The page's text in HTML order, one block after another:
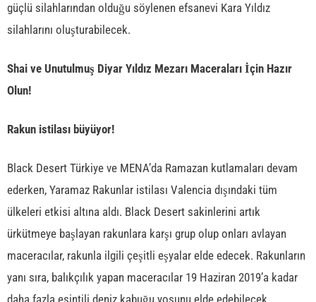
güçlü silahlarından olduğu söylenen efsanevi Kara Yıldız
silahlarını oluşturabilecek.
Shai ve Unutulmuş Diyar Yıldız Mezarı Maceraları İçin Hazır
Olun!
Rakun istilası büyüyor!
Black Desert Türkiye ve MENA’da Ramazan kutlamaları devam
ederken, Yaramaz Rakunlar istilası Valencia dışındaki tüm
ülkeleri etkisi altına aldı. Black Desert sakinlerini artık
ürkütmeye başlayan rakunlara karşı grup olup onları avlayan
maceracılar, rakunla ilgili çeşitli eşyalar elde edecek. Rakunların
yanı sıra, balıkçılık yapan maceracılar 19 Haziran 2019’a kadar
daha fazla esintili deniz kabuğu yosunu elde edebilecek.